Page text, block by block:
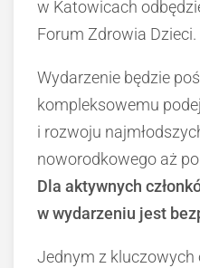
w Katowicach
Forum Zdrowia Dzieci.
Wydarzenie będzie
kompleksowemu
i rozwoju
noworodkowego aż
Dla aktywnych
w wydarzeniu jest
Jednym z kluczowych